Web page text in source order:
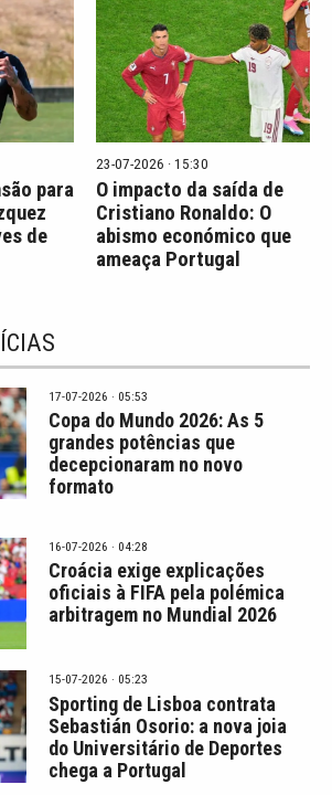
para
de
23-07-2026 · 15:30
O impacto da saída de
Cristiano Ronaldo: O
abismo económico que
ameaça Portugal
17-07-2026 · 05:53
Copa do Mundo 2026: As 5
grandes potências que
decepcionaram no novo
formato
16-07-2026 · 04:28
Croácia exige explicações
oficiais à FIFA pela polémica
arbitragem no Mundial 2026
15-07-2026 · 05:23
Sporting de Lisboa contrata
Sebastián Osorio: a nova joia
do Universitário de Deportes
chega a Portugal